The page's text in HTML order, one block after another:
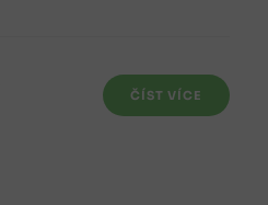
ČÍST VÍCE